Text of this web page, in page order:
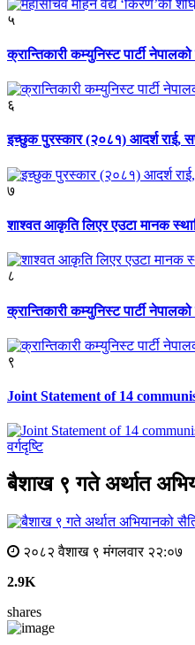
५
क्रान्तिकारी कम्युनिस्ट पार्टी
६
इच्छुक पुरस्कार (२०८१) आदर्श राई,
७
शाश्वत आकृति लिएर एउटा मानक
८
क्रान्तिकारी कम्युनिस्ट पार्टी
९
Joint Statement of 14
वर्गदृष्टि
बैशाख ९ गते अर्थात
२०८२ वैशाख ९ मंगलवार २२:०७
2.9K
shares